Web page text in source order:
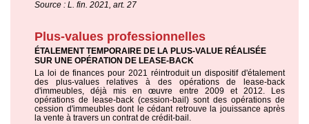
Source : L. fin. 2021, art. 27
Plus-values professionnelles
ÉTALEMENT TEMPORAIRE DE LA PLUS-VALUE RÉALISÉE
SUR UNE OPÉRATION DE LEASE-BACK
La loi de finances pour 2021 réintroduit un dispositif d'étalement
des plus-values relatives à des opérations de lease-back
d'immeubles, déjà mis en œuvre entre 2009 et 2012. Les
opérations de lease-back (cession-bail) sont des opérations de
cession d'immeubles dont le cédant retrouve la jouissance après
la vente à travers un contrat de crédit-bail.